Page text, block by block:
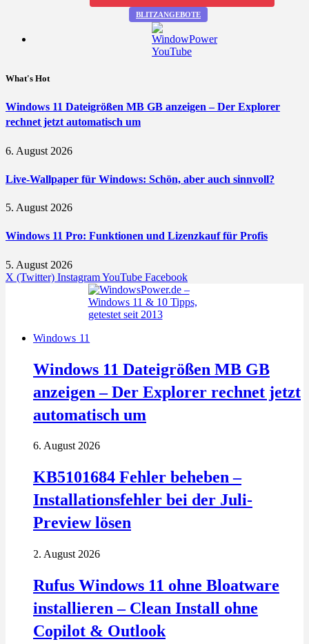
BLITZANGEBOTE
What's Hot
Windows 11 Dateigrößen MB GB anzeigen – Der Explorer
rechnet jetzt automatisch um
6. August 2026
Live-Wallpaper für Windows: Schön, aber auch sinnvoll?
5. August 2026
Windows 11 Pro: Funktionen und Lizenzkauf für Profis
5. August 2026
X (Twitter) InstagramYouTube Facebook
Windows 11
Windows 11 Dateigrößen MB GB
anzeigen – Der Explorer rechnet jetzt
automatisch um
6. August 2026
KB5101684 Fehler beheben –
Installationsfehler bei der Juli-
Preview lösen
2. August 2026
Rufus Windows 11 ohne Bloatware
installieren – Clean Install ohne
Copilot & Outlook